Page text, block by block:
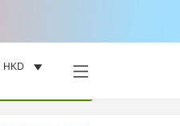
HKD